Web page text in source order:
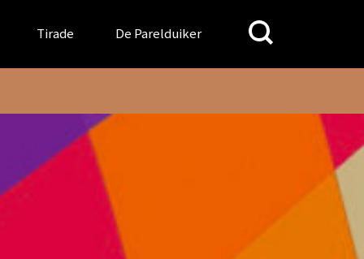
Tirade De Parelduiker
Search
for: